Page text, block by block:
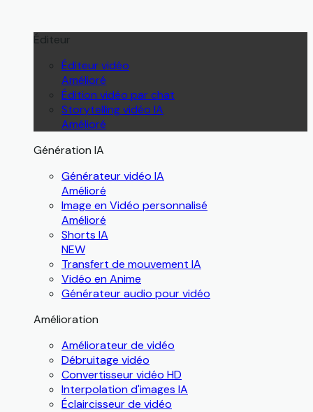
Éditeur
Éditeur vidéo
Amélioré
Édition vidéo par chat
Storytelling vidéo IA
Amélioré
Génération IA
Générateur vidéo IA
Amélioré
Image en Vidéo personnalisé
Amélioré
Shorts IA
NEW
Transfert de mouvement IA
Vidéo en Anime
Générateur audio pour vidéo
Amélioration
Améliorateur de vidéo
Débruitage vidéo
Convertisseur vidéo HD
Interpolation d'images IA
Éclaircisseur de vidéo